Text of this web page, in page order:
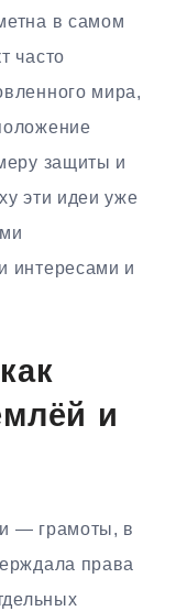
в самом
часто
мира,
защиты и
эти идеи уже
интересами и
и
— грамоты, в
права